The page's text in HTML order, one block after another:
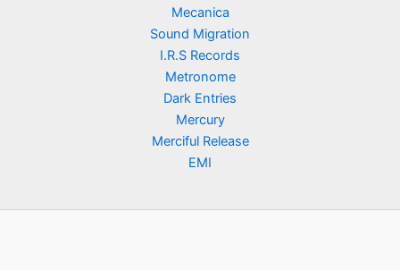
Mecanica
Sound Migration
I.R.S Records
Metronome
Dark Entries
Mercury
Merciful Release
EMI